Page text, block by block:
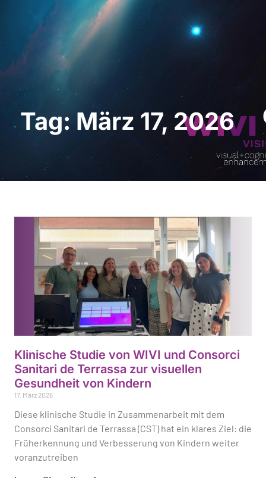
Demo anfordern
Tag: März 17, 2026
Klinische Studie von WIVI und Consorci
Sanitari de Terrassa zur visuellen
Gesundheit von Kindern
17. März 2026
Diese klinische Studie in Zusammenarbeit mit dem
Consorci Sanitari de Terrassa (CST) hat ein klares Ziel: die
Früherkennung und Verbesserung von Kindern weiter
voranzutreiben